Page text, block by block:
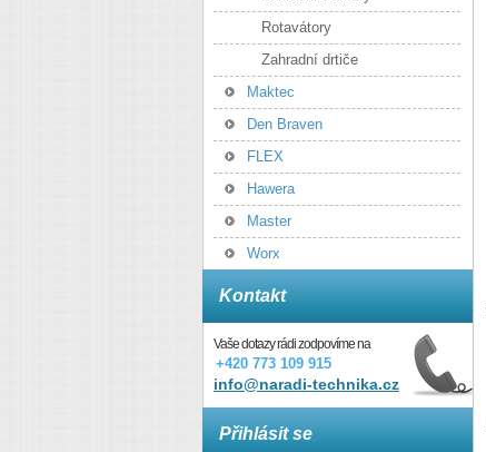
Rotavátory
Zahradní drtiče
Maktec
Den Braven
FLEX
Hawera
Master
Worx
Kontakt
Vaše dotazy rádi zodpovíme na
+420 773 109 915
info@naradi-technika.cz
Přihlásit se